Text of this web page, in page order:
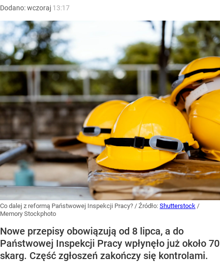
Dodano:wczoraj 13:17
Co dalej z reformą Państwowej Inspekcji Pracy? / Źródło: Shutterstock /
Memory Stockphoto
Nowe przepisy obowiązują od 8 lipca, a do
Państwowej Inspekcji Pracy wpłynęło już około 70
skarg. Część zgłoszeń zakończy się kontrolami.